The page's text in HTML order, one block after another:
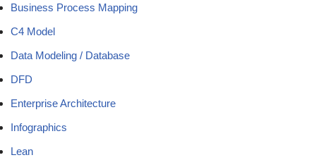
Business Process Mapping
C4 Model
Data Modeling / Database
DFD
Enterprise Architecture
Infographics
Lean